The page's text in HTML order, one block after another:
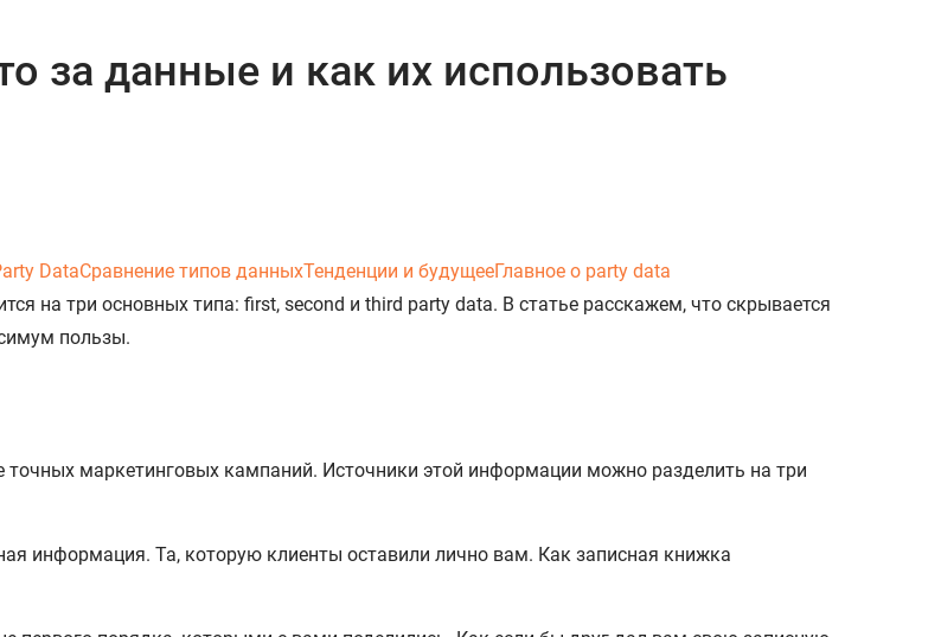
за данные и как их использовать
DataСравнение типов данныхТенденции и будущееГлавное о party data
на три основных типа: first, second и third party data. В статье расскажем, что скрывается
пользы.
маркетинговых кампаний. Источники этой информации можно разделить на три
информация. Та, которую клиенты оставили лично вам. Как записная книжка